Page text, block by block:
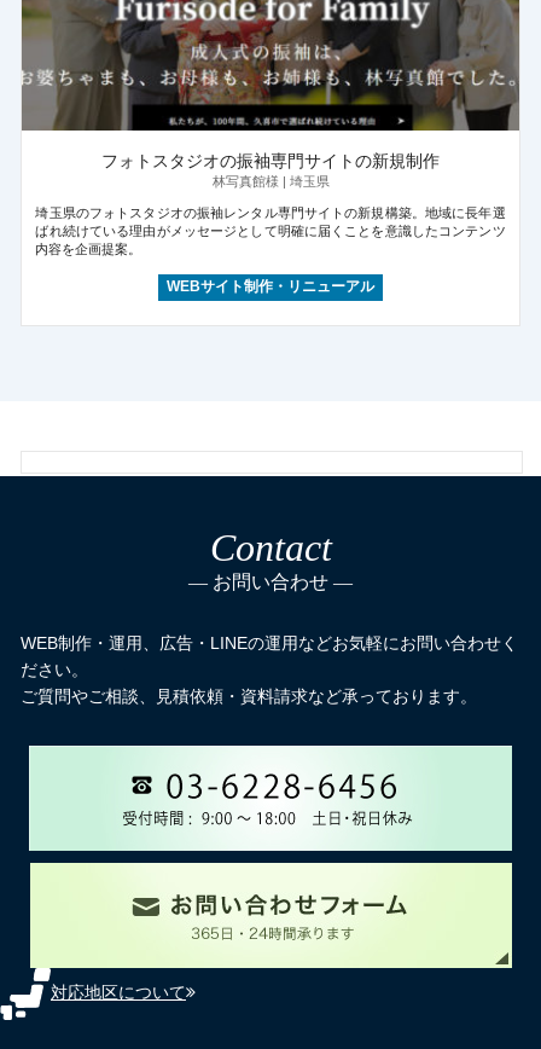
フォトスタジオの振袖専門サイトの新規制作
林写真館様 | 埼玉県
埼玉県のフォトスタジオの振袖レンタル専門サイトの新規構築。地域に長年選
ばれ続けている理由がメッセージとして明確に届くことを意識したコンテンツ
内容を企画提案。
WEBサイト制作・リニューアル
Contact
お問い合わせ
WEB制作・運用、広告・LINEの運用などお気軽にお問い合わせく
ださい。
ご質問やご相談、見積依頼・資料請求など承っております。
対応地区について